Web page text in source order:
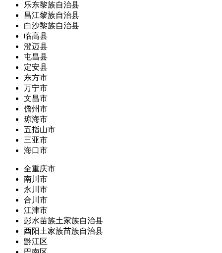
乐东黎族自治县
昌江黎族自治县
白沙黎族自治县
临高县
澄迈县
屯昌县
定安县
东方市
万宁市
文昌市
儋州市
琼海市
五指山市
三亚市
海口市
全重庆市
南川市
永川市
合川市
江津市
彭水苗族土家族自治县
酉阳土家族苗族自治县
黔江区